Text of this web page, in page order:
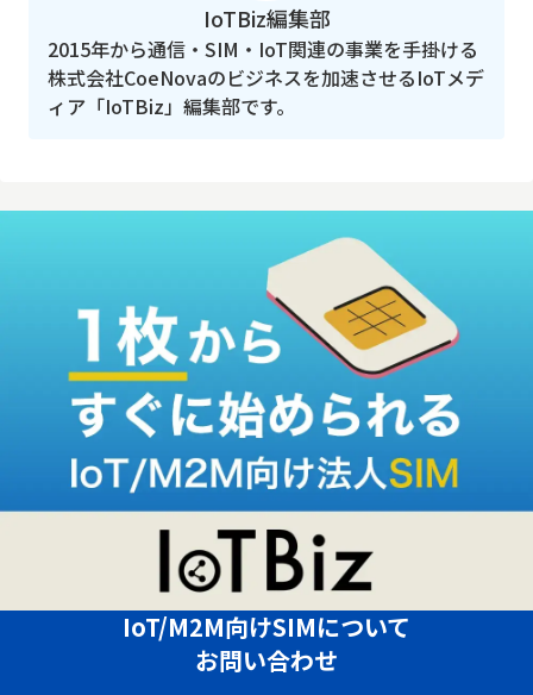
IoTBiz編集部
2015年から通信・SIM・IoT関連の事業を手掛ける
株式会社CoeNovaのビジネスを加速させるIoTメデ
ィア「IoTBiz」編集部です。
IoT/M2M向けSIMについて
お問い合わせ